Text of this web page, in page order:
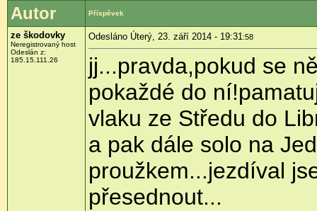
Autor Příspěvek
ze škodovky
Neregistrovaný host
Odeslán z:
185.15.111.26
Odesláno Úterý, 23. září 2014 - 19:31:58
jj...pravda,pokud se
pokaždé do
vlaku ze Středu do
a pak dále solo na
proužkem...jezdíval
přesednout...